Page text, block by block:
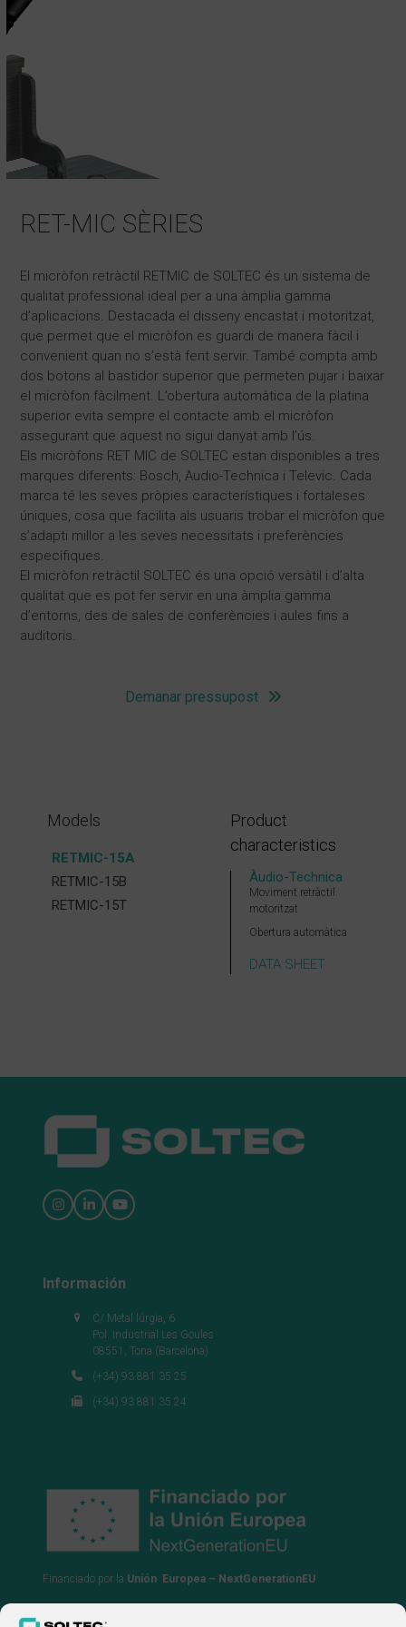
RET-MIC SÈRIES
El micròfon retràctil RETMIC de SOLTEC és un sistema de
qualitat professional ideal per a una àmplia gamma
d’aplicacions. Destacada el disseny encastat i motoritzat,
que permet que el micròfon es guardi de manera fàcil i
convenient quan no s’està fent servir. També compta amb
dos botons al bastidor superior que permeten pujar i baixar
el micròfon fàcilment. L’obertura automàtica de la platina
superior evita sempre el contacte amb el micròfon
assegurant que aquest no sigui danyat amb l’ús.
Els micròfons RET MIC de SOLTEC estan disponibles a tres
marques diferents: Bosch, Audio-Technica i Televic. Cada
marca té les seves pròpies característiques i fortaleses
úniques, cosa que facilita als usuaris trobar el micròfon que
s’adapti millor a les seves necessitats i preferències
específiques.
El micròfon retràctil SOLTEC és una opció versàtil i d’alta
qualitat que es pot fer servir en una àmplia gamma
d’entorns, des de sales de conferències i aules fins a
auditoris.
Demanar pressupost
Models
RETMIC-15A
RETMIC-15B
RETMIC-15T
Product
characteristics
Àudio-Technica
Moviment retràctil
motoritzat
Obertura automàtica
DATA SHEET
Instagram
LinkedInYouTube
Información
C/ Metal·lúrgia, 6
Pol. Industrial Les Goules
08551, Tona (Barcelona)
(+34) 93 881 35 25
(+34) 93 881 35 24
Financiado por la Unión Europea – NextGenerationEU